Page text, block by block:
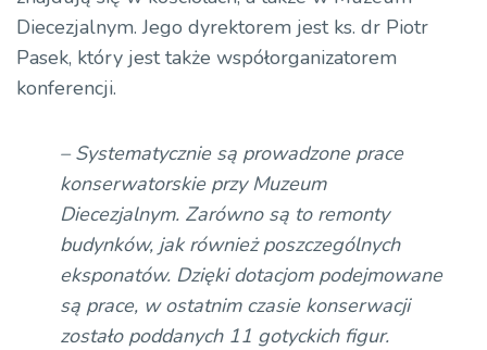
Diecezjalnym. Jego dyrektorem jest ks. dr Piotr
Pasek, który jest także współorganizatorem
konferencji.
– Systematycznie są prowadzone prace
konserwatorskie przy Muzeum
Diecezjalnym. Zarówno są to remonty
budynków, jak również poszczególnych
eksponatów. Dzięki dotacjom podejmowane
są prace, w ostatnim czasie konserwacji
zostało poddanych 11 gotyckich figur.